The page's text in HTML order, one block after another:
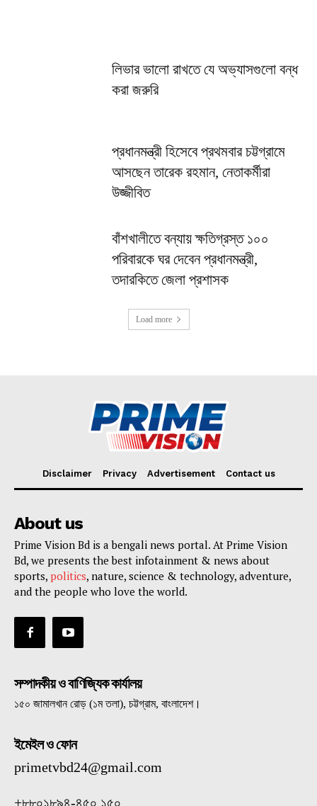
লিভার ভালো রাখতে যে অভ্যাসগুলো বন্ধ
করা জরুরি
প্রধানমন্ত্রী হিসেবে প্রথমবার চট্টগ্রামে
আসছেন তারেক রহমান, নেতাকর্মীরা
উজ্জীবিত
বাঁশখালীতে বন্যায় ক্ষতিগ্রস্ত ১০০
পরিবারকে ঘর দেবেন প্রধানমন্ত্রী,
তদারকিতে জেলা প্রশাসক
Load more
Disclaimer Privacy Advertisement Contact us
About us
Prime Vision Bd is a bengali news portal. At Prime Vision
Bd, we presents the best infotainment & news about
sports, politics, nature, science & technology, adventure,
and the people who love the world.
সম্পাদকীয় ও বাণিজ্যিক কার্যালয়
১৫০ জামালখান রোড় (১ম তলা), চট্টগ্রাম, বাংলাদেশ।
ইমেইল ও ফোন
primetvbd24@gmail.com
+৮৮০১৮৯৪-৪৫০ ১৫০